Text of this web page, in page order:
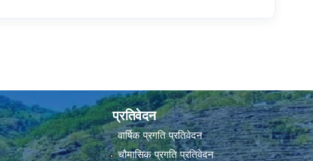
प्रतिवेदन
वार्षिक प्रगति प्रतिवेदन
चौमासिक प्रगति प्रतिवेदन